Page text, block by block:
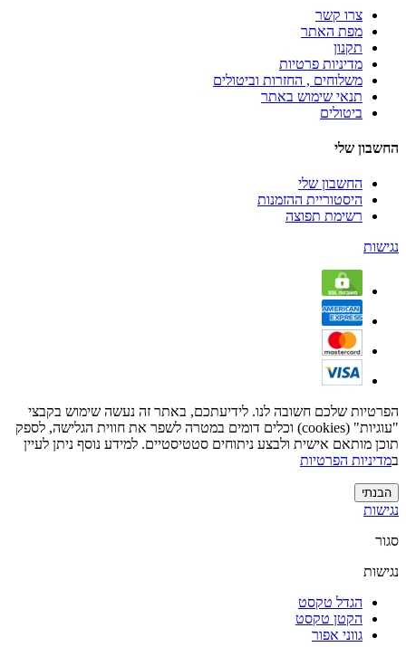
צרו קשר
מפת האתר
תקנון
מדיניות פרטיות
משלוחים , החזרות וביטולים
תנאי שימוש באתר
ביטולים
החשבון שלי
החשבון שלי
היסטוריית ההזמנות
רשימת תפוצה
נגישות
הפרטיות שלכם חשובה לנו. לידיעתכם, באתר זה נעשה שימוש בקבצי
"עוגיות" (cookies) וכלים דומים במטרה לשפר את חווית הגלישה, לספק
תוכן מותאם אישית ולבצע ניתוחים סטטיסטיים. למידע נוסף ניתן לעיין
במדיניות הפרטיות
הבנתי
נגישות
סגור
נגישות
הגדל טקסט
הקטן טקסט
גווני אפור